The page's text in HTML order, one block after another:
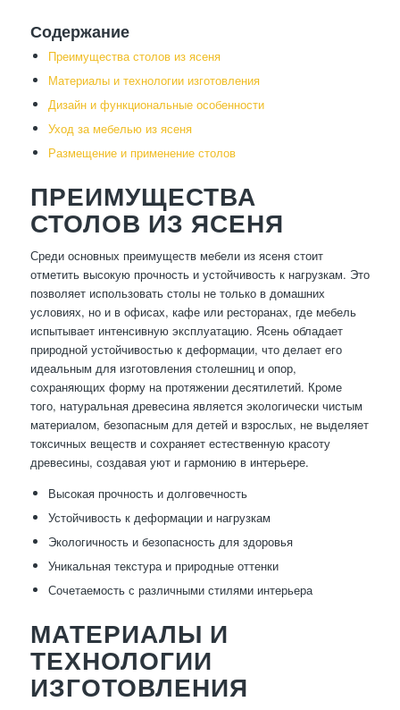
Содержание
Преимущества столов из ясеня
Материалы и технологии изготовления
Дизайн и функциональные особенности
Уход за мебелью из ясеня
Размещение и применение столов
ПРЕИМУЩЕСТВА
СТОЛОВ ИЗ ЯСЕНЯ
Среди основных преимуществ мебели из ясеня стоит
отметить высокую прочность и устойчивость к нагрузкам. Это
позволяет использовать столы не только в домашних
условиях, но и в офисах, кафе или ресторанах, где мебель
испытывает интенсивную эксплуатацию. Ясень обладает
природной устойчивостью к деформации, что делает его
идеальным для изготовления столешниц и опор,
сохраняющих форму на протяжении десятилетий. Кроме
того, натуральная древесина является экологически чистым
материалом, безопасным для детей и взрослых, не выделяет
токсичных веществ и сохраняет естественную красоту
древесины, создавая уют и гармонию в интерьере.
Высокая прочность и долговечность
Устойчивость к деформации и нагрузкам
Экологичность и безопасность для здоровья
Уникальная текстура и природные оттенки
Сочетаемость с различными стилями интерьера
МАТЕРИАЛЫ И
ТЕХНОЛОГИИ
ИЗГОТОВЛЕНИЯ